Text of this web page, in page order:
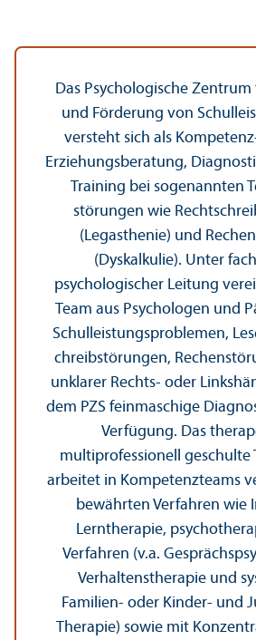
Das Psychologische
und Förderung von
versteht sich als
Erziehungs­beratung,
Training bei sogenannten
störungen wie
(Legasthenie) und
(Dyskalkulie). Unter
psychologischer Leitung
Team aus Psychologen und
Schulleistungs­problemen,
chreibstörungen,
unklarer Rechts- oder
dem PZS feinmaschige
Verfügung. Das
multiprofessionell geschulte
arbeitet in Kompetenz­teams
bewährten Verfahren wie
Lerntherapie,
Verfahren (v.a.
Verhaltenstherapie und
Familien- oder Kinder- und
Therapie) sowie mit